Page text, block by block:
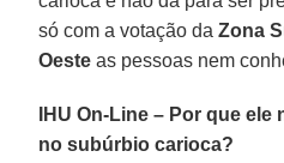
só com a votação daZona
Oeste as pessoas nem
IHU On-Line – Por que
no subúrbio carioca?